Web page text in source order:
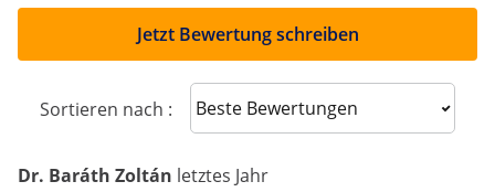
Jetzt Bewertung schreiben
Sortieren nach : Sort reviews
Dr. Baráth Zoltán letztes Jahr